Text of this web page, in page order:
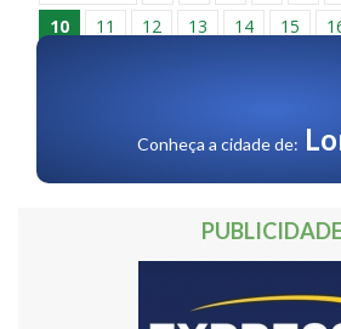
10
11 12 13 14 15
Conheça a cidade de:
PUBLICIDADE